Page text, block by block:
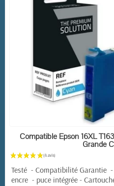
EN
Compatible Epson 16XL
Grande
Testé - Compatibilité Garantie
encre - puce intégrée -